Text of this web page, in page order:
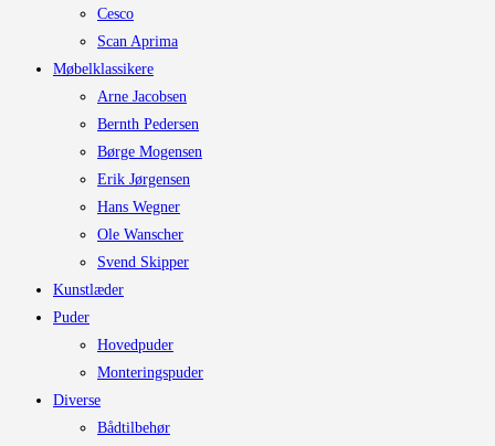
Cesco
Scan Aprima
Møbelklassikere
Arne Jacobsen
Bernth Pedersen
Børge Mogensen
Erik Jørgensen
Hans Wegner
Ole Wanscher
Svend Skipper
Kunstlæder
Puder
Hovedpuder
Monteringspuder
Diverse
Bådtilbehør